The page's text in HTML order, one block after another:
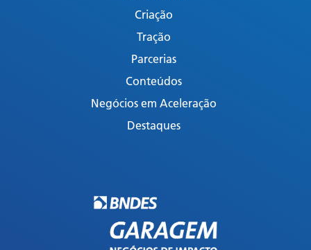
Criação
Tração
Parcerias
Conteúdos
Negócios em Aceleração
Destaques